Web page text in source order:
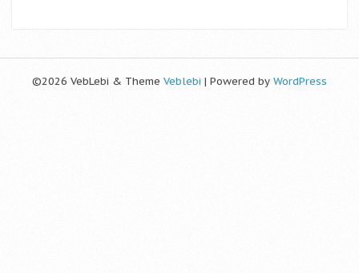
©2026 VebLebi & Theme Veblebi | Powered by WordPress